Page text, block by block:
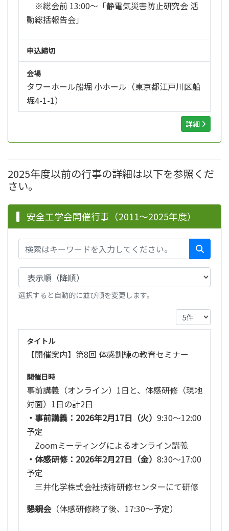
※総会前 13:00～「静電気災害防止研究会 活
動総括報告会」
申込締切
会場
タワーホール船堀 小ホール（東京都江戸川区船
堀4-1-1）
詳細
2025年度以前の行事の詳細は以下を参照くだ
さい。
安全工学会開催行事（2011～2025年度）
選択すると自動的に並び順を変更します。
タイトル
【開催案内】第8回 体感訓練の教育セミナー
開催日時
事前講義（オンライン）1日と、体感研修（現地
対面）1日の計2日
・ 事前講義：2026年2月17日（火） 9:30～12:00
予定
Zoomミーティングによるオンライン講義
・体感研修：2026年2月27日（金） 8:30～17:00
予定
三井化学株式会社技術研修センターにて研修
懇親会（体感研修終了後、17:30～予定）